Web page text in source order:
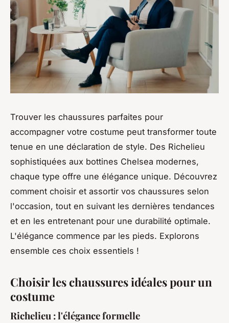
Trouver les chaussures parfaites pour
accompagner votre costume peut transformer toute
tenue en une déclaration de style. Des Richelieu
sophistiquées aux bottines Chelsea modernes,
chaque type offre une élégance unique. Découvrez
comment choisir et assortir vos chaussures selon
l'occasion, tout en suivant les dernières tendances
et en les entretenant pour une durabilité optimale.
L'élégance commence par les pieds. Explorons
ensemble ces choix essentiels !
Choisir les chaussures idéales pour un
costume
Richelieu : l'élégance formelle